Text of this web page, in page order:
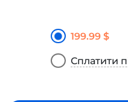
199.99 $
Сплатити